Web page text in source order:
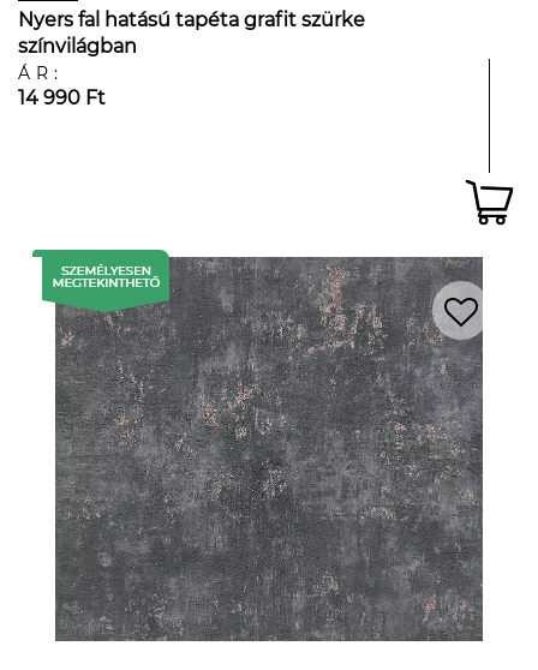
Nyers fal hatású tapéta grafit szürke
színvilágban
ÁR:
14 990 Ft